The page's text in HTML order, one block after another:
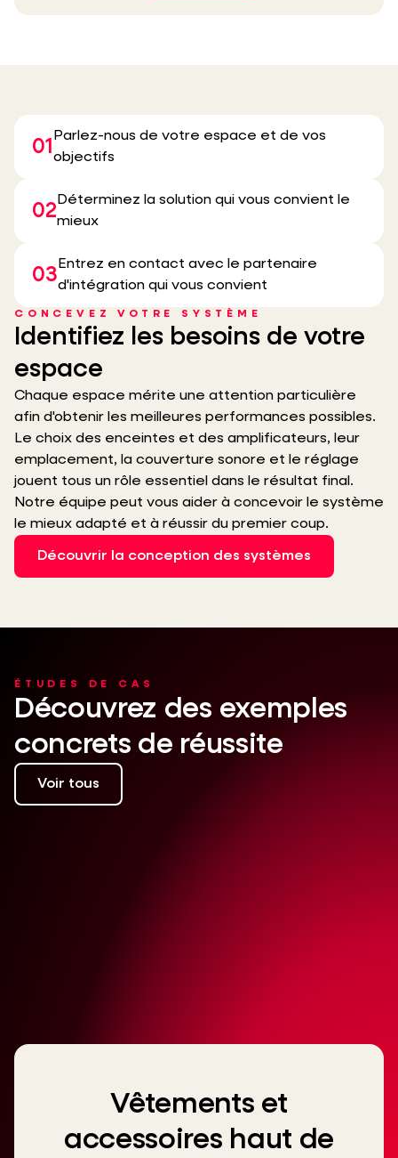
CONCEVEZ VOTRE SYSTÈME
Identifiez les besoins de votre
espace
Chaque espace mérite une attention particulière
afin d'obtenir les meilleures performances possibles.
Le choix des enceintes et des amplificateurs, leur
emplacement, la couverture sonore et le réglage
jouent tous un rôle essentiel dans le résultat final.
Notre équipe peut vous aider à concevoir le système
le mieux adapté et à réussir du premier coup.
Découvrir la conception des systèmes
01 Parlez-nous de votre espace et de vos
objectifs
02Déterminez la solution qui vous convient le
mieux
03Entrez en contact avec le partenaire
d'intégration qui vous convient
ÉTUDES DE CAS
Découvrez des exemples
concrets de réussite
Voir tous
Vêtements et
accessoires haut de